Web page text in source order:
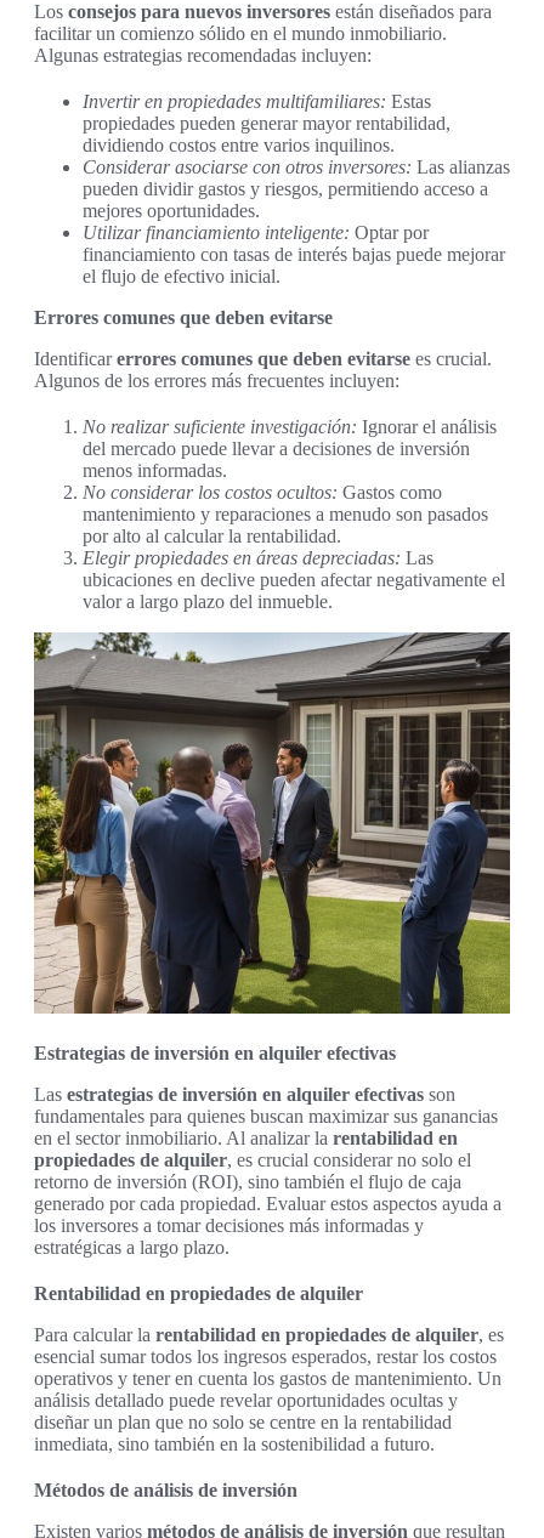
Los consejos para nuevos inversores están diseñados para
facilitar un comienzo sólido en el mundo inmobiliario.
Algunas estrategias recomendadas incluyen:
Invertir en propiedades multifamiliares: Estas
propiedades pueden generar mayor rentabilidad,
dividiendo costos entre varios inquilinos.
Considerar asociarse con otros inversores: Las alianzas
pueden dividir gastos y riesgos, permitiendo acceso a
mejores oportunidades.
Utilizar financiamiento inteligente: Optar por
financiamiento con tasas de interés bajas puede mejorar
el flujo de efectivo inicial.
Errores comunes que deben evitarse
Identificarerrores comunes que deben evitarse es crucial.
Algunos de los errores más frecuentes incluyen:
No realizar suficiente investigación: Ignorar el análisis
del mercado puede llevar a decisiones de inversión
menos informadas.
No considerar los costos ocultos: Gastos como
mantenimiento y reparaciones a menudo son pasados
por alto al calcular la rentabilidad.
Elegir propiedades en áreas depreciadas: Las
ubicaciones en declive pueden afectar negativamente el
valor a largo plazo del inmueble.
Estrategias de inversión en alquiler efectivas
Las estrategias de inversión en alquiler efectivas son
fundamentales para quienes buscan maximizar sus ganancias
en el sector inmobiliario. Al analizar la rentabilidad en
propiedades de alquiler, es crucial considerar no solo el
retorno de inversión (ROI), sino también el flujo de caja
generado por cada propiedad. Evaluar estos aspectos ayuda a
los inversores a tomar decisiones más informadas y
estratégicas a largo plazo.
Rentabilidad en propiedades de alquiler
Para calcular la rentabilidad en propiedades de alquiler, es
esencial sumar todos los ingresos esperados, restar los costos
operativos y tener en cuenta los gastos de mantenimiento. Un
análisis detallado puede revelar oportunidades ocultas y
diseñar un plan que no solo se centre en la rentabilidad
inmediata, sino también en la sostenibilidad a futuro.
Métodos de análisis de inversión
Existen varios métodos de análisis de inversión que resultan